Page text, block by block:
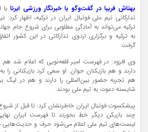
بهتاش فریبا در گفت‌وگو با خبرنگار ورزشی ایرنا با
تدارکاتی تیم ملی فوتبال ایران در ترکیه، اظهار کرد:
ترکیه می‌تواند به آمادگی مطلوبی برای شروع جام
به ترکیه و برگزاری اردوی تدارکاتی در این کشور
گرفت.
وی افزود: در فهرست امیر قلعه‌نویی که اعلام شد هم
دارند و هم بازیکنان جوان. او سعی کرد بازیکنانی را
هم تجربه حضور بین‌المللی را دارند و هم در لیگ
شایسته دعوت به تیم ملی بودند.
پیشکسوت فوتبال ایران خاطرنشان کرد: تا قبل از
چند بازیکن دیگر خط بخورند تا فهرست ایران
لیست‌های تیم ملی اعلام می‌شود حرف و حدیث‌هایی